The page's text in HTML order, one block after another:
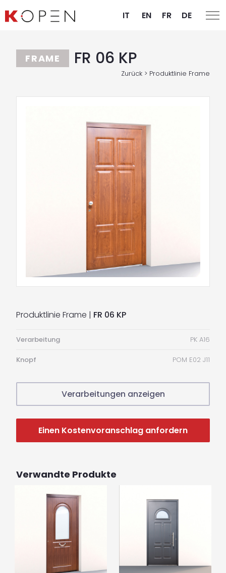
IT EN FR DE
FRAME FR 06 KP
Zurück > Produktlinie Frame
Produktlinie Frame | FR 06 KP
Verarbeitung PK A16
Knopf POM E02 J11
Verarbeitungen anzeigen
Einen Kostenvoranschlag anfordern
Verwandte Produkte